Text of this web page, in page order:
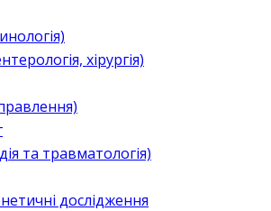
хірургія)
та травматологія)
дослідження